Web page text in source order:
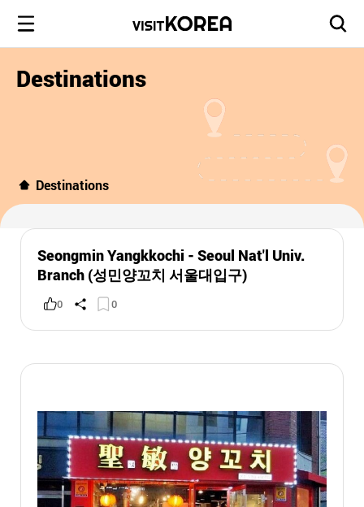
Destinations
Destinations
Seongmin Yangkkochi - Seoul Nat'l Univ.
Branch (성민양꼬치 서울대입구)
0 0